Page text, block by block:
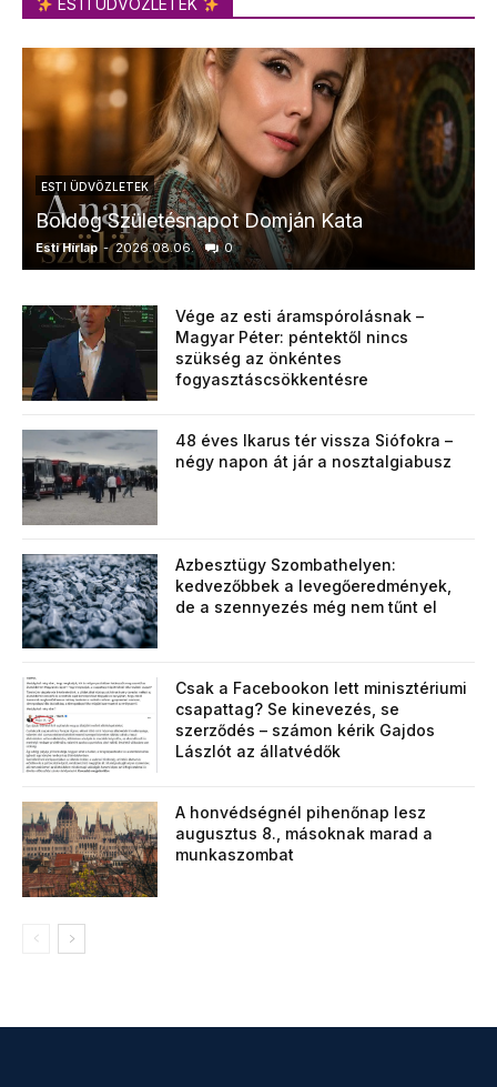
ESTI ÜDVÖZLETEK
ESTI ÜDVÖZLETEK
Boldog Születésnapot Domján Kata
Esti Hírlap - 2026.08.06. 0
Vége az esti áramspórolásnak –
Magyar Péter: péntektől nincs
szükség az önkéntes
fogyasztáscsökkentésre
48 éves Ikarus tér vissza Siófokra –
négy napon át jár a nosztalgiabusz
Azbesztügy Szombathelyen:
kedvezőbbek a levegőeredmények,
de a szennyezés még nem tűnt el
Csak a Facebookon lett minisztériumi
csapattag? Se kinevezés, se
szerződés – számon kérik Gajdos
Lászlót az állatvédők
A honvédségnél pihenőnap lesz
augusztus 8., másoknak marad a
munkaszombat